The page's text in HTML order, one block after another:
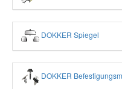
DOKKER Spiegel
DOKKER